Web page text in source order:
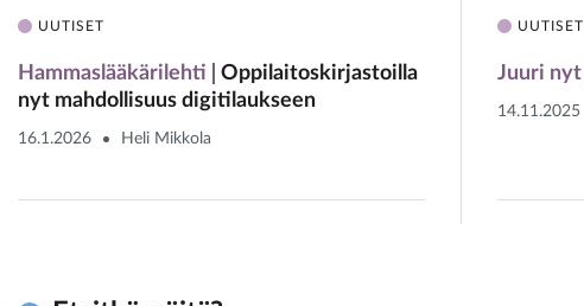
UUTISET
Hammaslääkärilehti
Oppilaitoskirjastoilla
nyt mahdollisuus digitilaukseen
16.1.2026 Heli Mikkola
UUTISET
Juuri nyt
14.11.2025